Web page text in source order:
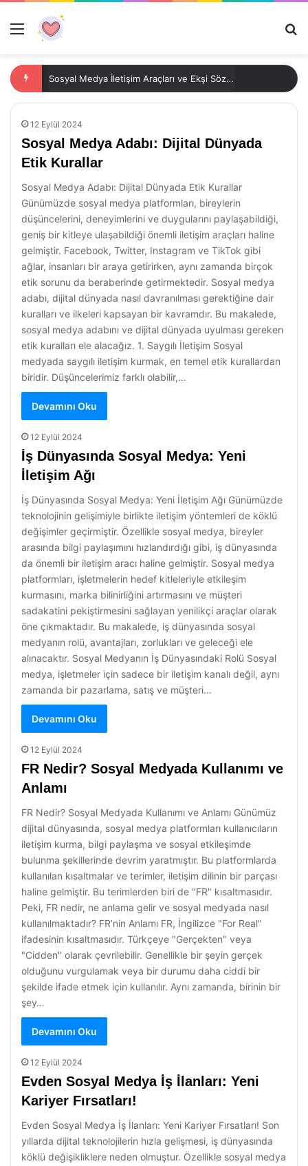
Menü
Sosyal Medya İletişim Araçları ve Ekşi Sözlük: Dijital Dünya İçindeki Rolü
12 Eylül 2024
Sosyal Medya Adabı: Dijital Dünyada
Etik Kurallar
Sosyal Medya Adabı: Dijital Dünyada Etik Kurallar
Günümüzde sosyal medya platformları, bireylerin
düşüncelerini, deneyimlerini ve duygularını paylaşabildiği,
geniş bir kitleye ulaşabildiği önemli iletişim araçları haline
gelmiştir. Facebook, Twitter, Instagram ve TikTok gibi
ağlar, insanları bir araya getirirken, aynı zamanda birçok
etik sorunu da beraberinde getirmektedir. Sosyal medya
adabı, dijital dünyada nasıl davranılması gerektiğine dair
kuralları ve ilkeleri kapsayan bir kavramdır. Bu makalede,
sosyal medya adabını ve dijital dünyada uyulması gereken
etik kuralları ele alacağız. 1. Saygılı İletişim Sosyal
medyada saygılı iletişim kurmak, en temel etik kurallardan
biridir. Düşüncelerimiz farklı olabilir,…
Devamını Oku
12 Eylül 2024
İş Dünyasında Sosyal Medya: Yeni
İletişim Ağı
İş Dünyasında Sosyal Medya: Yeni İletişim Ağı Günümüzde
teknolojinin gelişimiyle birlikte iletişim yöntemleri de köklü
değişimler geçirmiştir. Özellikle sosyal medya, bireyler
arasında bilgi paylaşımını hızlandırdığı gibi, iş dünyasında
da önemli bir iletişim aracı haline gelmiştir. Sosyal medya
platformları, işletmelerin hedef kitleleriyle etkileşim
kurmasını, marka bilinirliğini artırmasını ve müşteri
sadakatini pekiştirmesini sağlayan yenilikçi araçlar olarak
öne çıkmaktadır. Bu makalede, iş dünyasında sosyal
medyanın rolü, avantajları, zorlukları ve geleceği ele
alınacaktır. Sosyal Medyanın İş Dünyasındaki Rolü Sosyal
medya, işletmeler için sadece bir iletişim kanalı değil, aynı
zamanda bir pazarlama, satış ve müşteri…
Devamını Oku
12 Eylül 2024
FR Nedir? Sosyal Medyada Kullanımı ve
Anlamı
FR Nedir? Sosyal Medyada Kullanımı ve Anlamı Günümüz
dijital dünyasında, sosyal medya platformları kullanıcıların
iletişim kurma, bilgi paylaşma ve sosyal etkileşimde
bulunma şekillerinde devrim yaratmıştır. Bu platformlarda
kullanılan kısaltmalar ve terimler, iletişim dilinin bir parçası
haline gelmiştir. Bu terimlerden biri de "FR" kısaltmasıdır.
Peki, FR nedir, ne anlama gelir ve sosyal medyada nasıl
kullanılmaktadır? FR’nin Anlamı FR, İngilizce "For Real"
ifadesinin kısaltmasıdır. Türkçeye "Gerçekten" veya
"Cidden" olarak çevrilebilir. Genellikle bir şeyin gerçek
olduğunu vurgulamak veya bir durumu daha ciddi bir
şekilde ifade etmek için kullanılır. Aynı zamanda, birinin bir
şey…
Devamını Oku
12 Eylül 2024
Evden Sosyal Medya İş İlanları: Yeni
Kariyer Fırsatları!
Evden Sosyal Medya İş İlanları: Yeni Kariyer Fırsatları! Son
yıllarda dijital teknolojilerin hızla gelişmesi, iş dünyasında
köklü değişikliklere neden olmuştur. Özellikle sosyal medya